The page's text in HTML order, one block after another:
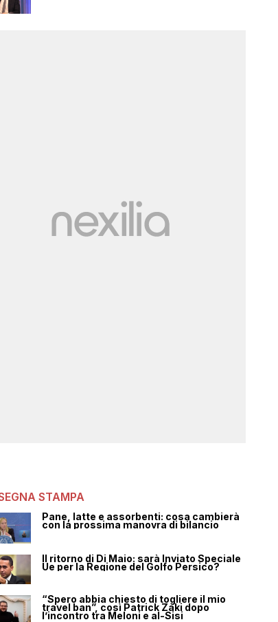
STAMPA
Pane, latte e assorbenti: cosa cambierà
con la prossima manovra di bilancio
Il ritorno di Di Maio: sarà Inviato Speciale
Ue per la Regione del Golfo Persico?
“Spero abbia chiesto di togliere il mio
travel ban”, così Patrick Zaki dopo
l’incontro tra Meloni e al-Sisi